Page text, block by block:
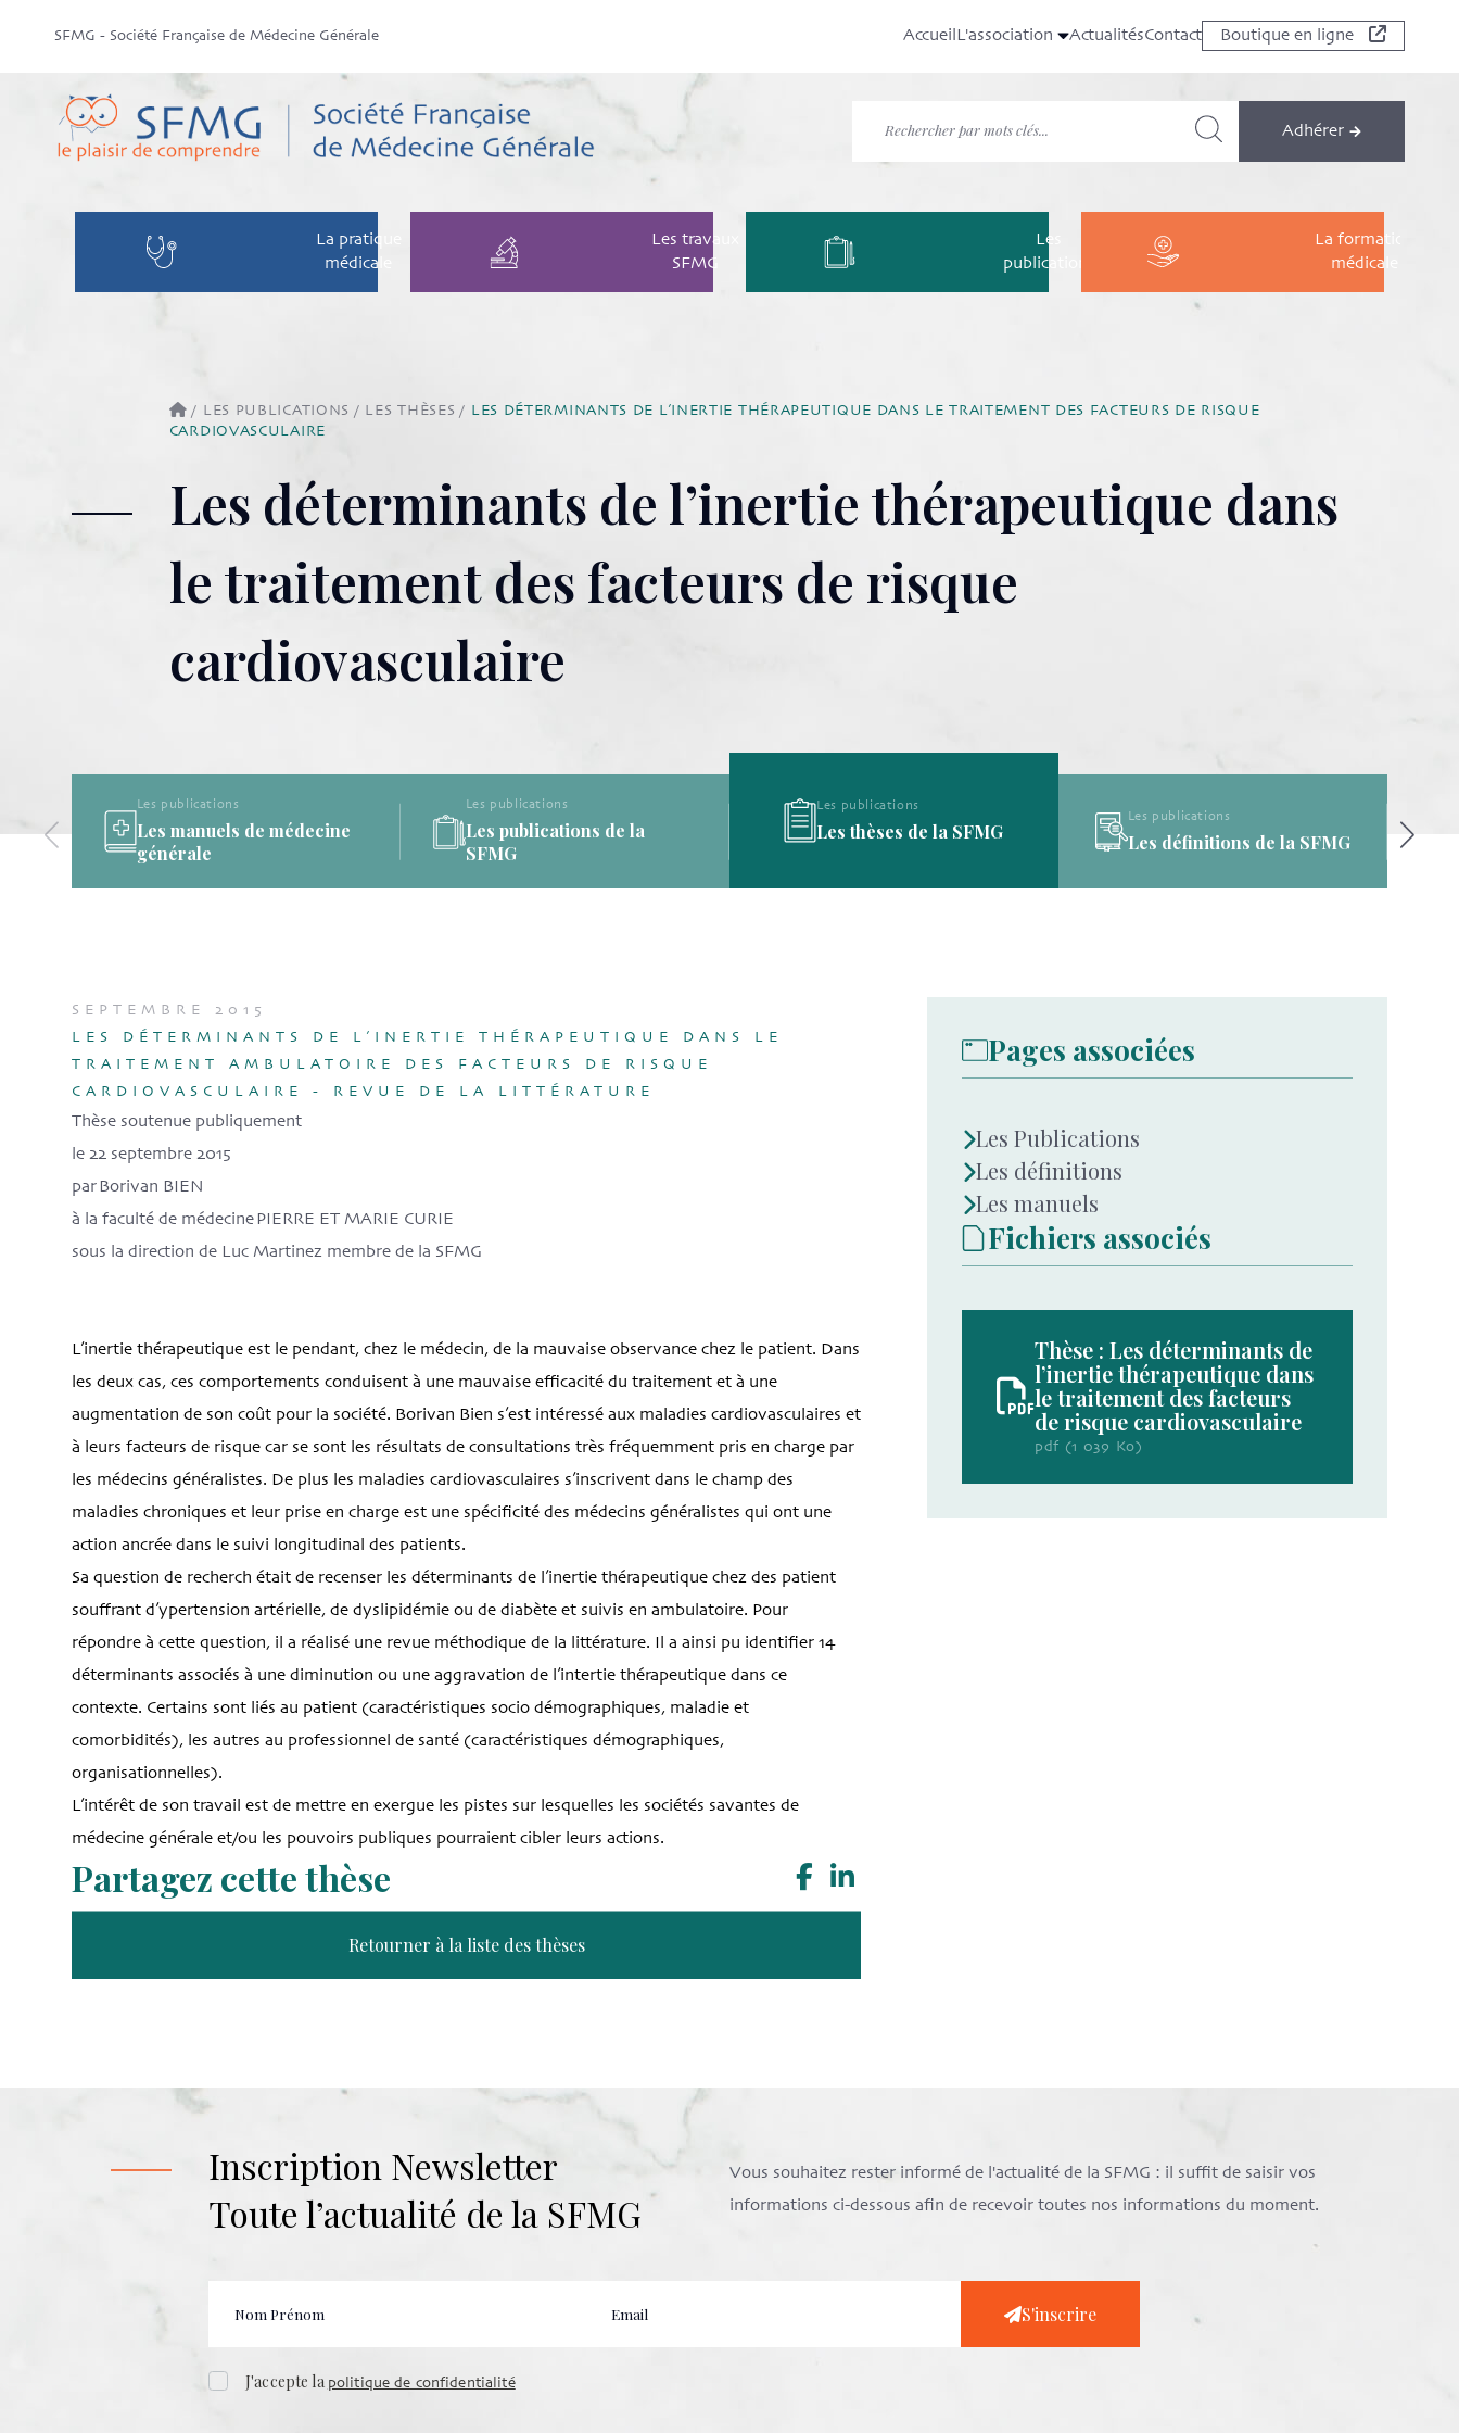
SFMG - Société Française de Médecine Générale AccueilL'association ActualitésContact Boutique en ligne
Adhérer
La pratique
médicale
Les travaux
SFMG
Les
publications
La formation
médicale
/ LES PUBLICATIONS / LES THÈSES / LES DÉTERMINANTS DE L’INERTIE THÉRAPEUTIQUE DANS LE TRAITEMENT DES FACTEURS DE RISQUE
CARDIOVASCULAIRE
Les déterminants de l’inertie thérapeutique dans
le traitement des facteurs de risque
cardiovasculaire
Les publications
Les manuels de médecine
générale
Les publications
Les publications de la
SFMG
Les publications
Les thèses de la SFMG
Les publications
Les définitions de la SFMG
SEPTEMBRE 2015
LES DÉTERMINANTS DE L’INERTIE THÉRAPEUTIQUE DANS LE
TRAITEMENT AMBULATOIRE DES FACTEURS DE RISQUE
CARDIOVASCULAIRE - REVUE DE LA LITTÉRATURE
Thèse soutenue publiquement
le 22 septembre 2015
par Borivan BIEN
à la faculté de médecine PIERRE ET MARIE CURIE
sous la direction de Luc Martinez membre de la SFMG
L’inertie thérapeutique est le pendant, chez le médecin, de la mauvaise observance chez le patient. Dans
les deux cas, ces comportements conduisent à une mauvaise efficacité du traitement et à une
augmentation de son coût pour la société. Borivan Bien s’est intéressé aux maladies cardiovasculaires et
à leurs facteurs de risque car se sont les résultats de consultations très fréquemment pris en charge par
les médecins généralistes. De plus les maladies cardiovasculaires s’inscrivent dans le champ des
maladies chroniques et leur prise en charge est une spécificité des médecins généralistes qui ont une
action ancrée dans le suivi longitudinal des patients.
Sa question de recherch était de recenser les déterminants de l’inertie thérapeutique chez des patient
souffrant d’ypertension artérielle, de dyslipidémie ou de diabète et suivis en ambulatoire. Pour
répondre à cette question, il a réalisé une revue méthodique de la littérature. Il a ainsi pu identifier 14
déterminants associés à une diminution ou une aggravation de l’intertie thérapeutique dans ce
contexte. Certains sont liés au patient (caractéristiques socio démographiques, maladie et
comorbidités), les autres au professionnel de santé (caractéristiques démographiques,
organisationnelles).
L’intérêt de son travail est de mettre en exergue les pistes sur lesquelles les sociétés savantes de
médecine générale et/ou les pouvoirs publiques pourraient cibler leurs actions.
Partagez cette thèse
Retourner à la liste des thèses
Pages associées
Les Publications
Les définitions
Les manuels
Fichiers associés
Thèse : Les déterminants de
l’inertie thérapeutique dans
le traitement des facteurs
de risque cardiovasculaire
pdf (1 039 Ko)
Inscription Newsletter
Toute l’actualité de la SFMG
Vous souhaitez rester informé de l'actualité de la SFMG : il suffit de saisir vos
informations ci-dessous afin de recevoir toutes nos informations du moment.
S'inscrire
J'accepte lapolitique de confidentialité